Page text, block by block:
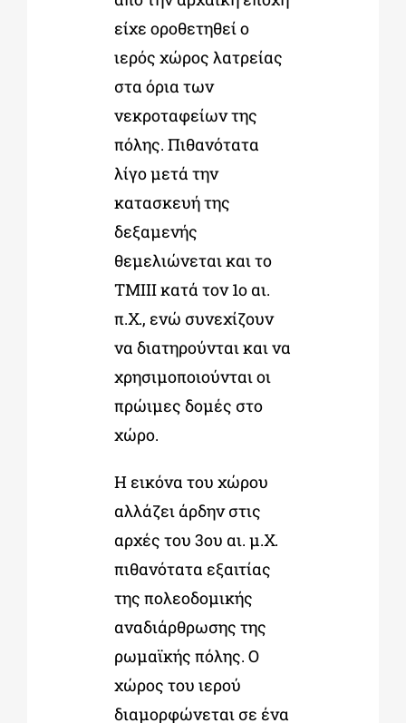
είχε οροθετηθεί ο
ιερός χώρος λατρείας
στα όρια των
νεκροταφείων της
πόλης. Πιθανότατα
λίγο μετά την
κατασκευή της
δεξαμενής
θεμελιώνεται και το
ΤΜΙΙΙ κατά τον 1ο αι.
π.Χ., ενώ συνεχίζουν
να διατηρούνται και να
χρησιμοποιούνται οι
πρώιμες δομές στο
χώρο.
Η εικόνα του χώρου
αλλάζει άρδην στις
αρχές του 3ου αι. μ.Χ.
πιθανότατα εξαιτίας
της πολεοδομικής
αναδιάρθρωσης της
ρωμαϊκής πόλης. Ο
χώρος του ιερού
διαμορφώνεται σε ένα